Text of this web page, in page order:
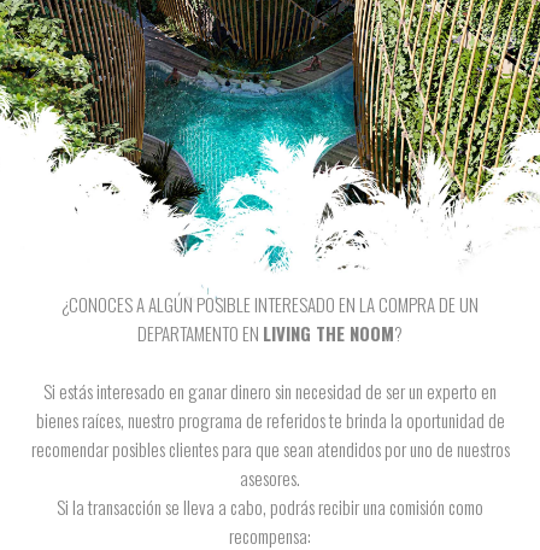
¿CONOCES A ALGÚN POSIBLE INTERESADO EN LA COMPRA DE UN
DEPARTAMENTO EN LIVING THE NOOM?
Si estás interesado en ganar dinero sin necesidad de ser un experto en
bienes raíces, nuestro programa de referidos te brinda la oportunidad de
recomendar posibles clientes para que sean atendidos por uno de nuestros
asesores.
Si la transacción se lleva a cabo, podrás recibir una comisión como
recompensa: